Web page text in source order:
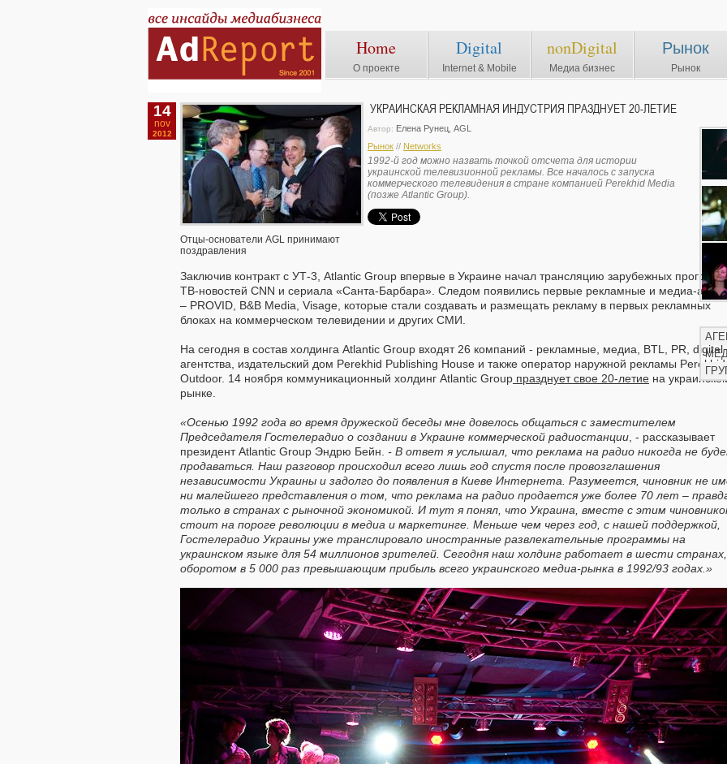
Home
О проекте
Digital
Internet & Mobile
nonDigital
Медиа бизнес
Рынок
Рынок
14
nov
2012
Отцы-основатели AGL принимают
поздравления
УКРАИНСКАЯ РЕКЛАМНАЯ ИНДУСТРИЯ ПРАЗДНУЕТ 20-ЛЕТИЕ
Автор: Еленa Рунец, AGL
Рынок // Networks
1992-й год можно назвать точкой отсчета для истории
украинской телевизионной рекламы. Все началось с запуска
коммерческого телевидения в стране компанией Perekhid Media
(позже Atlantic Group).
Заключив контракт с УТ-3, Atlantic Group впервые в Украине начал трансляцию зарубежных
ТВ-новостей CNN и сериала «Санта-Барбара». Следом появились первые рекламные и медиа-
– PROVID, B&B Media, Visage, которые стали создавать и размещать рекламу в первых рекламных
блоках на коммерческом телевидении и других СМИ.
На сегодня в состав холдинга Atlantic Group входят 26 компаний - рекламные, медиа, BTL, PR, digital
агентства, издательский дом Perekhid Publishing House и также оператор наружной рекламы Perekhid
Outdoor. 14 ноября коммуникационный холдинг Atlantic Group празднует свое 20-летие на
рынке.
«Осенью 1992 года во время дружеской беседы мне довелось общаться с заместителем
Председателя Гостелерадио о создании в Украине коммерческой радиостанции , - рассказывает
президент Atlantic Group Эндрю Бейн. - В ответ я услышал, что реклама на радио никогда не
продаваться. Наш разговор происходил всего лишь год спустя после провозглашения
независимости Украины и задолго до появления в Киеве Интернета. Разумеется, чиновник не
ни малейшего представления о том, что реклама на радио продается уже более 70 лет –
только в странах с рыночной экономикой. И тут я понял, что Украина, вместе с этим
стоит на пороге революции в медиа и маркетинге. Меньше чем через год, с нашей поддержкой,
Гостелерадио Украины уже транслировало иностранные развлекательные программы на
украинском языке для 54 миллионов зрителей. Сегодня наш холдинг работает в шести
оборотом в 5 000 раз превышающим прибыль всего украинского медиа-рынка в 1992/93 годах.»